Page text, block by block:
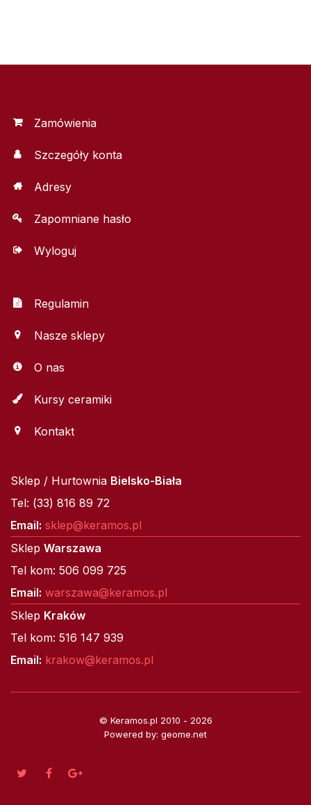
Zamówienia
Szczegóły konta
Adresy
Zapomniane hasło
Wyloguj
Regulamin
Nasze sklepy
O nas
Kursy ceramiki
Kontakt
Sklep / Hurtownia Bielsko-Biała
Tel: (33) 816 89 72
Email: sklep@keramos.pl
Sklep Warszawa
Tel kom: 506 099 725
Email: warszawa@keramos.pl
Sklep Kraków
Tel kom: 516 147 939
Email: krakow@keramos.pl
© Keramos.pl 2010 - 2026
Powered by: geome.net